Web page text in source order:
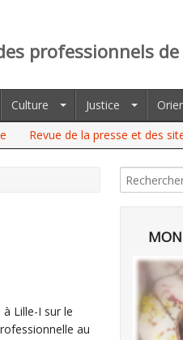
professionnels
Culture Justice
Revue de la presse et des
Lille-I sur le
au